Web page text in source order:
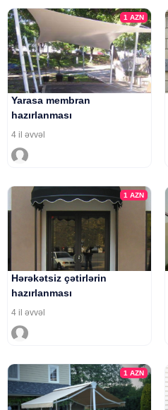
1AZN
Yarasa membran
hazırlanması
4 il əvvəl
1AZN
Hərəkətsiz çətirlərin
hazırlanması
4 il əvvəl
1AZN